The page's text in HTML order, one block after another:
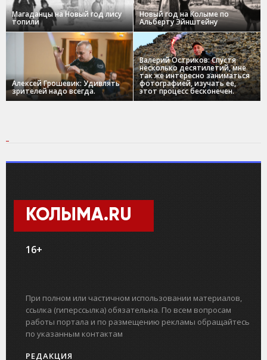
Магаданцы на Новый год лису
топили
Новый год на Колыме по
Альберту Эйнштейну
Алексей Грошевик: Удивлять
зрителей надо всегда.
Валерий Остриков: Спустя
несколько десятилетий, мне
так же интересно заниматься
фотографией, изучать ее,
этот процесс бесконечен.
КОЛЫМА.RU
16+
При полном или частичном использовании материалов,
ссылка (гиперссылка) обязательна. По всем вопросам
работы портала и по размещению рекламы обращайтесь
по указанным контактам
РЕДАКЦИЯ